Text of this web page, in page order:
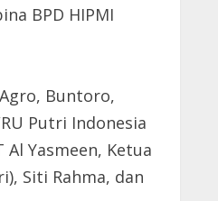
BPD HIPMI
Buntoro,
Putri Indonesia
Yasmeen, Ketua
Siti Rahma, dan